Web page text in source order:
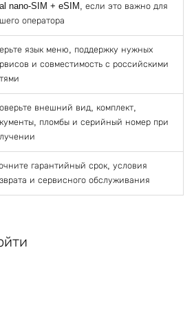
nano-SIM + eSIM, если это важно для
оператора
язык меню, поддержку нужных
и совместимость с российскими
внешний вид, комплект,
пломбы и серийный номер при
гарантийный срок, условия
и сервисного обслуживания